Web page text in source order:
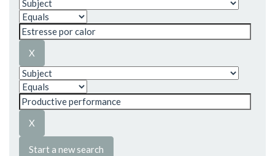
Start a new search